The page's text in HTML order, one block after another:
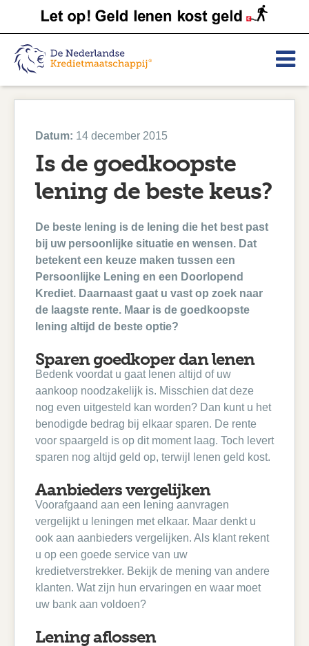
Datum: 14 december 2015
Is de goedkoopste
lening de beste keus?
De beste lening is de lening die het best past
bij uw persoonlijke situatie en wensen. Dat
betekent een keuze maken tussen een
Persoonlijke Lening en een Doorlopend
Krediet. Daarnaast gaat u vast op zoek naar
de laagste rente. Maar is de goedkoopste
lening altijd de beste optie?
Sparen goedkoper dan lenen
Bedenk voordat u gaat lenen altijd of uw
aankoop noodzakelijk is. Misschien dat deze
nog even uitgesteld kan worden? Dan kunt u het
benodigde bedrag bij elkaar sparen. De rente
voor spaargeld is op dit moment laag. Toch levert
sparen nog altijd geld op, terwijl lenen geld kost.
Aanbieders vergelijken
Voorafgaand aan een lening aanvragen
vergelijkt u leningen met elkaar. Maar denkt u
ook aan aanbieders vergelijken. Als klant rekent
u op een goede service van uw
kredietverstrekker. Bekijk de mening van andere
klanten. Wat zijn hun ervaringen en waar moet
uw bank aan voldoen?
Lening aflossen